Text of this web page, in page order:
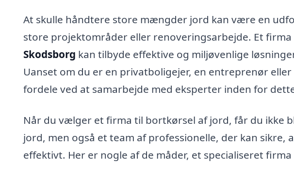
At skulle håndtere store mængder jord kan være en
store projektområder eller renoveringsarbejde. Et firma
Skodsborg kan tilbyde effektive og miljøvenlige
Uanset om du er en privatboligejer, en entreprenør
fordele ved at samarbejde med eksperter inden for
Når du vælger et firma til bortkørsel af jord, får du ikke
jord, men også et team af professionelle, der kan
effektivt. Her er nogle af de måder, et specialiseret